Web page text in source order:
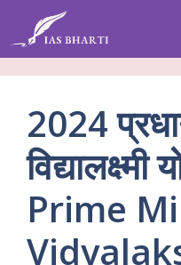
content
2024
Prime